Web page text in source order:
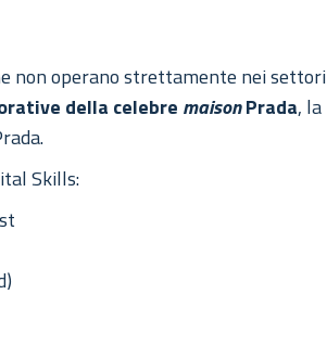
non operano strettamente nei settori
della celebre maisonPrada, la
Skills: